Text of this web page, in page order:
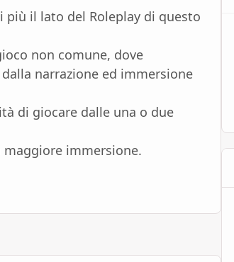
più il lato del Roleplay di questo
non comune, dove
narrazione ed immersione
di giocare dalle una o due
immersione.